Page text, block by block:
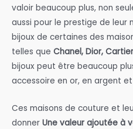
valoir beaucoup plus, non
aussi pour le prestige de leur
bijoux de certaines des
telles que Chanel, Dior,
bijoux peut être beaucoup
accessoire en or, en argent
Ces maisons de couture et
donner Une valeur ajoutée à